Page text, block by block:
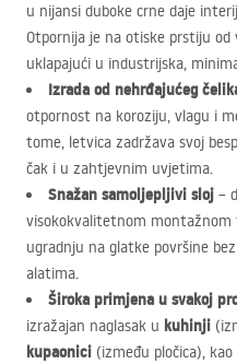
u nijansi duboke crne daje
Otpornija je na otiske prstiju od
uklapajući u industrijska,
Izrada od nehrđajućeg
otpornost na koroziju, vlagu i
tome, letvica zadržava svoj
čak i u zahtjevnim uvjetima.
Snažan samoljepljivi sloj –
visokokvalitetnom montažnom
ugradnju na glatke površine
alatima.
Široka primjena u svakoj
izražajan naglasak u kuhinji
kupaonici (između pločica),